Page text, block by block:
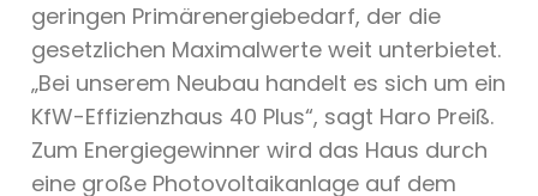
geringen Primärenergiebedarf, der die
gesetzlichen Maximalwerte weit unterbietet.
„Bei unserem Neubau handelt es sich um ein
KfW-Effizienzhaus 40 Plus“, sagt Haro Preiß.
Zum Energiegewinner wird das Haus durch
eine große Photovoltaikanlage auf dem